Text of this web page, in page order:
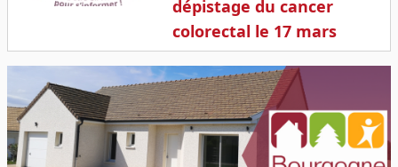
dépistage du cancer
colorectal le 17 mars